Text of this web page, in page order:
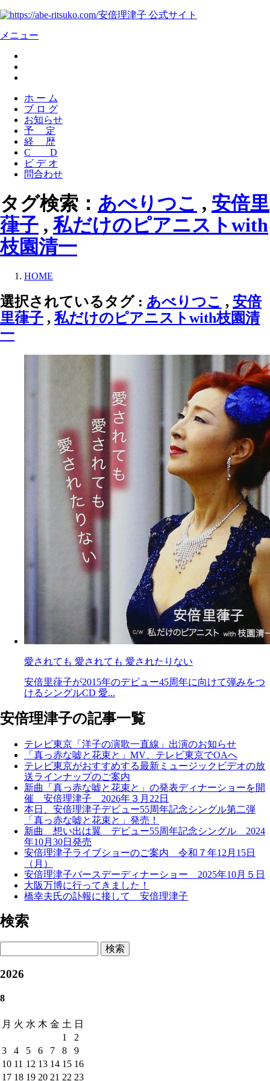
安倍理津子 公式サイト
メニュー
ホ ー ム
ブ ロ グ
お知らせ
予 定
経 歴
C D
ビ デ オ
問合わせ
タグ検索： あべりつこ , 安倍里
葎子 ,私だけのピアニストwith
枝園清一
HOME
選択されているタグ : あべりつこ , 安倍
里葎子 , 私だけのピアニストwith枝園清
一
愛されても 愛されても 愛されたりない
安倍里葎子が2015年のデビュー45周年に向けて弾みをつ
けるシングルCD 愛...
安倍理津子の記事一覧
テレビ東京「洋子の演歌一直線」出演のお知らせ
「真っ赤な嘘と花束と」MV、テレビ東京でOAへ
テレビ東京がおすすめする最新ミュージックビデオの放
送ラインナップのご案内
新曲「真っ赤な嘘と花束と」の発表ディナーショーを開
催 安倍理津子 2026年３月22日
本日、安倍理津子デビュー55周年記念シングル第二弾
「真っ赤な嘘と花束と」発売！
新曲 想い出は翼 デビュー55周年記念シングル 2024
年10月30日発売
安倍理津子ライブショーのご案内 令和７年12月15日
（月）
安倍理津子バースデーディナーショー 2025年10月５日
大阪万博に行ってきました！
橋幸夫氏の訃報に接して 安倍理津子
検索
検索
2026
8
月 火 水 木 金 土 日
1
2
3
4 5 6 7 8
9
10 11 12 13 14 15 16
17 18 19 20 21 22 23